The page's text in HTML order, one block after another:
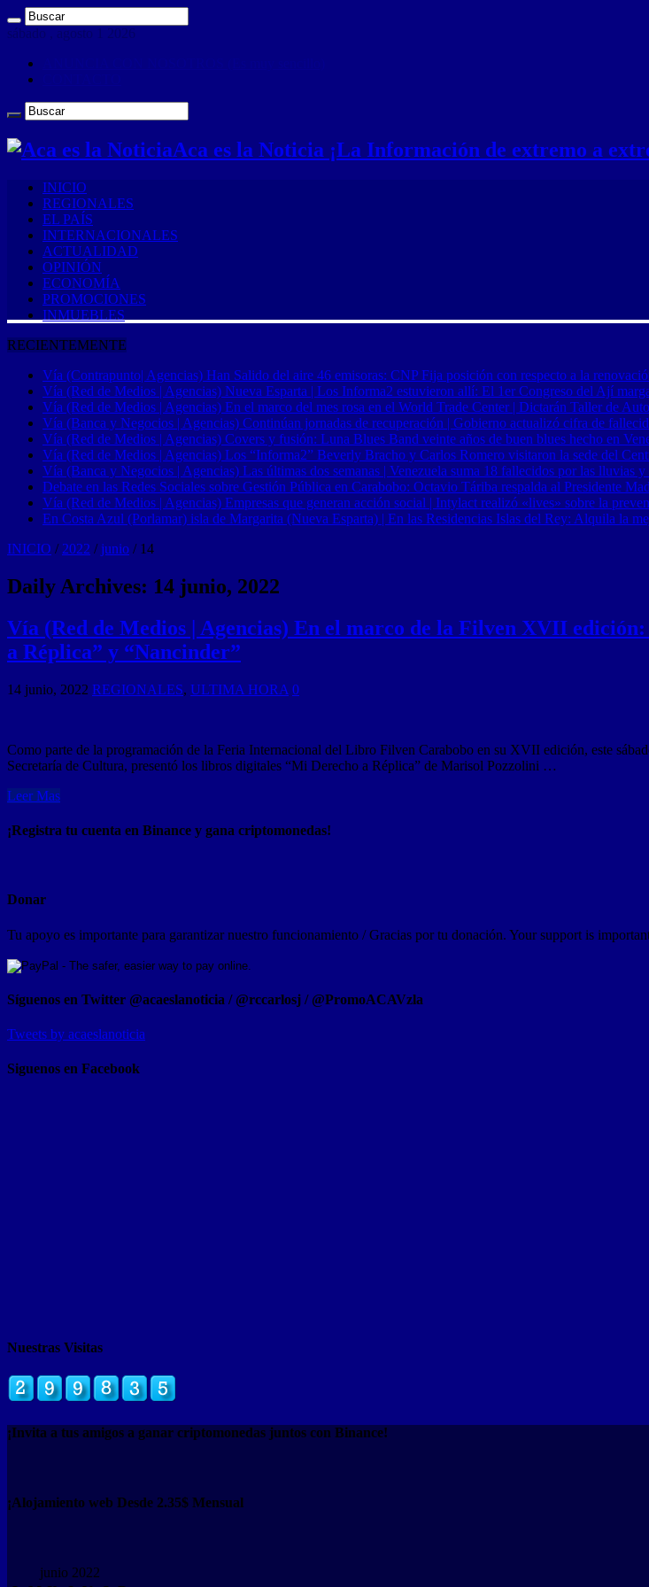
sábado , agosto 1 2026
Aca es la Noticia ¡La Información de extremo a
INICIO
REGIONALES
EL PAÍS
INTERNACIONALES
ACTUALIDAD
OPINIÓN
ECONOMÍA
PROMOCIONES
INMUEBLES
RECIENTEMENTE
Vía (Contrapunto| Agencias) Han Salido del aire 46 emisoras: CNP Fija posición con respecto a la
Vía (Red de Medios | Agencias) Nueva Esparta | Los Informa2 estuvieron allí: El 1er Congreso del Ají
Vía (Red de Medios | Agencias) En el marco del mes rosa en el World Trade Center | Dictarán Taller de
Vía (Banca y Negocios | Agencias) Continúan jornadas de recuperación | Gobierno actualizó cifra de
Vía (Red de Medios | Agencias) Covers y fusión: Luna Blues Band veinte años de buen blues hecho en
Vía (Red de Medios | Agencias) Los “Informa2” Beverly Bracho y Carlos Romero visitaron la sede del
Vía (Banca y Negocios | Agencias) Las últimas dos semanas | Venezuela suma 18 fallecidos por las lluvias
Debate en las Redes Sociales sobre Gestión Pública en Carabobo: Octavio Táriba respalda al Presidente
Vía (Red de Medios | Agencias) Empresas que generan acción social | Intylact realizó «lives» sobre la
En Costa Azul (Porlamar) isla de Margarita (Nueva Esparta) | En las Residencias Islas del Rey: Alquila la
INICIO / 2022 / junio / 14
Daily Archives: 14 junio, 2022
Vía (Red de Medios | Agencias) En el marco de la Filven XVII
a Réplica” y “Nancinder”
14 junio, 2022 REGIONALES, ULTIMA HORA 0
Como parte de la programación de la Feria Internacional del Libro Filven Carabobo en su XVII edición, este
Secretaría de Cultura, presentó los libros digitales “Mi Derecho a Réplica” de Marisol Pozzolini …
Leer Mas
¡Registra tu cuenta en Binance y gana criptomonedas!
Donar
Tu apoyo es importante para garantizar nuestro funcionamiento / Gracias por tu donación. Your support is
Síguenos en Twitter @acaeslanoticia / @rccarlosj / @PromoACAVzla
Tweets by acaeslanoticia
Siguenos en Facebook
Nuestras Visitas
¡Invita a tus amigos a ganar criptomonedas juntos con Binance!
¡Alojamiento web Desde 2.35$ Mensual
junio 2022